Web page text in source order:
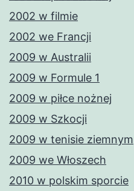
2002 w filmie
2002 we Francji
2009 w Australii
2009 w Formule 1
2009 w piłce nożnej
2009 w Szkocji
2009 w tenisie ziemnym
2009 we Włoszech
2010 w polskim sporcie